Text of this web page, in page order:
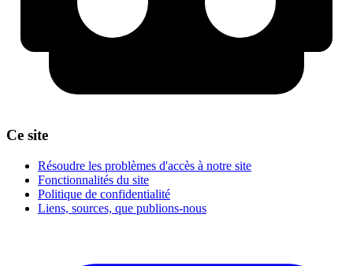
Ce site
Résoudre les problèmes d'accès à notre site
Fonctionnalités du site
Politique de confidentialité
Liens, sources, que publions-nous